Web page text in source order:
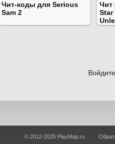
Чит-коды для Serious
Sam 2
Чит
Star
© 2012-2025 PlayMap.ru